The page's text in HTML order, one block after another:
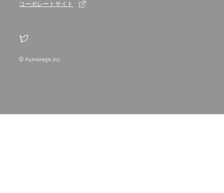
コーポレートサイト
© Humanage,Inc.